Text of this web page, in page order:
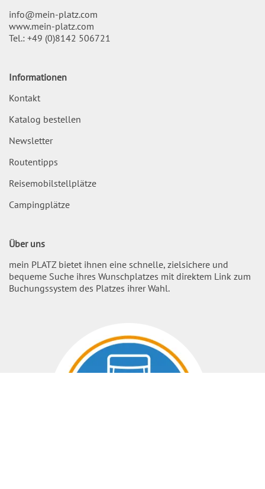
info@mein-platz.com
www.mein-platz.com
Tel.: +49 (0)8142 506721
Informationen
Kontakt
Katalog bestellen
Newsletter
Routentipps
Reisemobilstellplätze
Campingplätze
Über uns
mein PLATZ bietet ihnen eine schnelle, zielsichere und
bequeme Suche ihres Wunschplatzes mit direktem Link zum
Buchungssystem des Platzes ihrer Wahl.